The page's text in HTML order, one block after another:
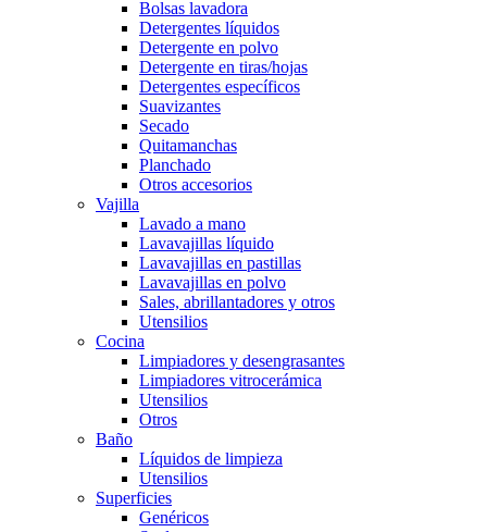
Bolsas lavadora
Detergentes líquidos
Detergente en polvo
Detergente en tiras/hojas
Detergentes específicos
Suavizantes
Secado
Quitamanchas
Planchado
Otros accesorios
Vajilla
Lavado a mano
Lavavajillas líquido
Lavavajillas en pastillas
Lavavajillas en polvo
Sales, abrillantadores y otros
Utensilios
Cocina
Limpiadores y desengrasantes
Limpiadores vitrocerámica
Utensilios
Otros
Baño
Líquidos de limpieza
Utensilios
Superficies
Genéricos